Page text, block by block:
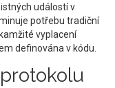
událostí v
potřebu tradiční
vyplacení
definována v kódu.